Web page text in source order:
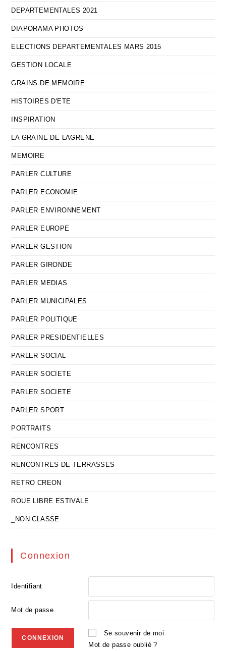
DEPARTEMENTALES 2021
DIAPORAMA PHOTOS
ELECTIONS DEPARTEMENTALES MARS 2015
GESTION LOCALE
GRAINS DE MEMOIRE
HISTOIRES D'ETE
INSPIRATION
LA GRAINE DE LAGRENE
MEMOIRE
PARLER CULTURE
PARLER ECONOMIE
PARLER ENVIRONNEMENT
PARLER EUROPE
PARLER GESTION
PARLER GIRONDE
PARLER MEDIAS
PARLER MUNICIPALES
PARLER POLITIQUE
PARLER PRESIDENTIELLES
PARLER SOCIAL
PARLER SOCIETE
PARLER SOCIETE
PARLER SPORT
PORTRAITS
RENCONTRES
RENCONTRES DE TERRASSES
RETRO CREON
ROUE LIBRE ESTIVALE
_NON CLASSE
Connexion
Identifiant
Mot de passe
Se souvenir de moi
Mot de passe oublié ?